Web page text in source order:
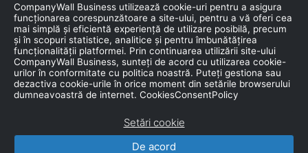
Raport de bonitate
Certificat de bonitate financiară
Produse
Falimente
Bază de date de marketing
CompanyWall Business utilizează cookie-uri pentru a asigura
funcționarea corespunzătoare a site-ului, pentru a vă oferi cea
mai simplă și eficientă experiență de utilizare posibilă, precum
și în scopuri statistice, analitice și pentru îmbunătățirea
funcționalității platformei. Prin continuarea utilizării site-ului
CompanyWall Business, sunteți de acord cu utilizarea cookie-
urilor în conformitate cu politica noastră. Puteți gestiona sau
dezactiva cookie-urile în orice moment din setările browserului
dumneavoastră de internet. CookiesConsentPolicy
Setări cookie
De acord